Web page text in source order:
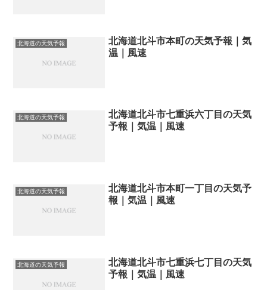
北海道の天気予報
北海道北斗市本町の天気予報｜気
温｜風速
北海道の天気予報
北海道北斗市七重浜六丁目の天気
予報｜気温｜風速
北海道の天気予報
北海道北斗市本町一丁目の天気予
報｜気温｜風速
北海道の天気予報
北海道北斗市七重浜七丁目の天気
予報｜気温｜風速